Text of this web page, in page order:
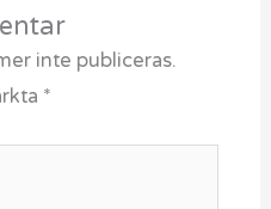
inte publiceras.
*